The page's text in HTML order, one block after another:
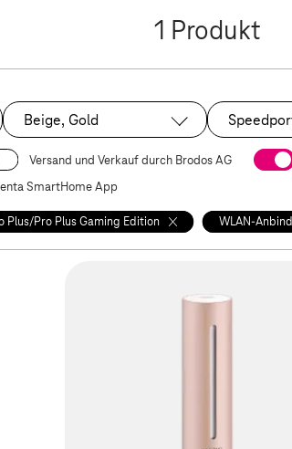
1 Produkt
Ausgewählt:
Beige, Gold
Versand und Verkauf durch Brodos AG
SmartHome App
Pro Plus Gaming Edition WLAN-